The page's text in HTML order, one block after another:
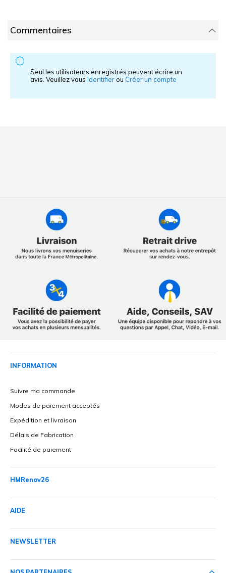
Commentaires
Seul les utilisateurs enregistrés peuvent écrire un
avis. Veuillez vous Identifierou Créer un compte
INFORMATION
Suivre ma commande
Modes de paiement acceptés
Expédition et livraison
Délais de Fabrication
Facilité de paiement
HMRenov26
AIDE
NEWSLETTER